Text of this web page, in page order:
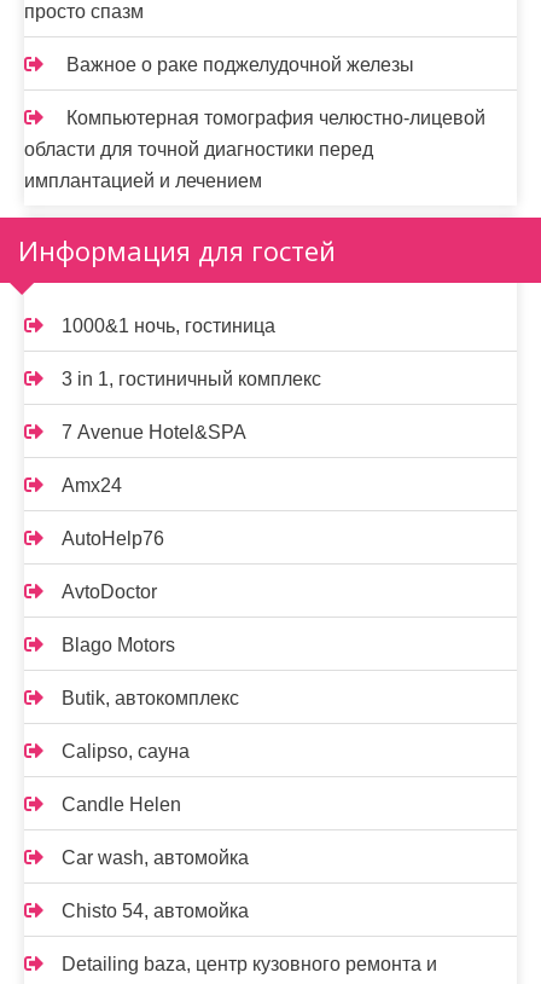
просто спазм
Важное о раке поджелудочной железы
Компьютерная томография челюстно-лицевой
области для точной диагностики перед
имплантацией и лечением
Информация для гостей
1000&1 ночь, гостиница
3 in 1, гостиничный комплекс
7 Avenue Hotel&SPA
Amx24
AutoHelp76
AvtoDoctor
Blago Motors
Butik, автокомплекс
Calipso, сауна
Candle Helen
Car wash, автомойка
Chisto 54, автомойка
Detailing baza, центр кузовного ремонта и